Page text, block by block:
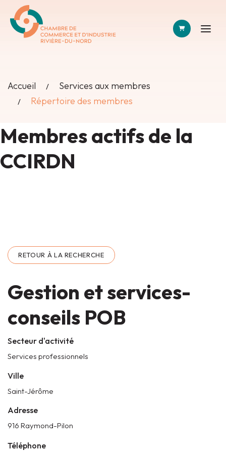
PANIER
Accueil
Services aux membres
Répertoire des membres
Membres actifs de la
CCIRDN
RETOUR À LA RECHERCHE
Gestion et services-
conseils POB
Secteur d'activité
Services professionnels
Ville
Saint-Jérôme
Adresse
916 Raymond-Pilon
Téléphone